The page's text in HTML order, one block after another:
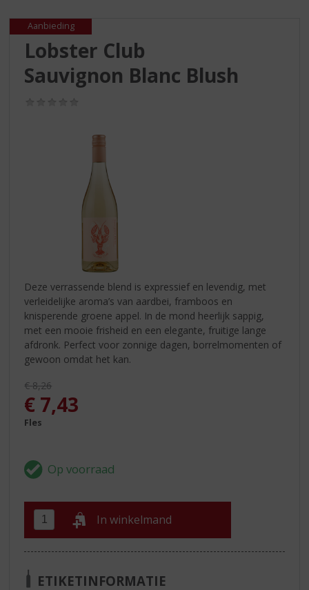
p
Aanbieding
Lobster Club
Sauvignon Blanc Blush
Deze verrassende blend is expressief en levendig, met
verleidelijke aroma’s van aardbei, framboos en
knisperende groene appel. In de mond heerlijk sappig,
met een mooie frisheid en een elegante, fruitige lange
afdronk. Perfect voor zonnige dagen, borrelmomenten of
gewoon omdat het kan.
Originele prijs was:
€8,26
, Huidige prijs is:
€ 7,43
Fles
In winkelmand
ETIKETINFORMATIE